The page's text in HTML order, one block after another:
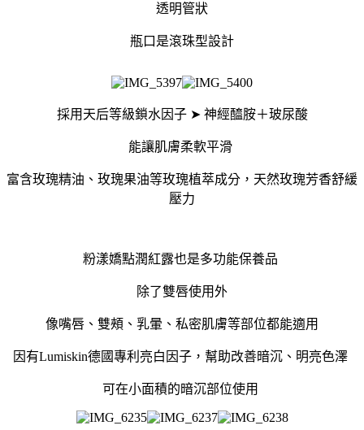
透明管狀
瓶口是滾珠型設計
採用天后等級鎖水因子 ➤ 神經醯胺＋玻尿酸
能讓肌膚柔軟平滑
富含玫瑰精油、玫瑰果油等玫瑰植萃成分，天然玫瑰芳香舒緩
壓力
粉漾嬌點潤紅露也是多功能保養品
除了雙唇使用外
像嘴唇、雙頰、乳暈、私密肌膚等部位都能適用
因有Lumiskin德國專利亮白因子，幫助改善暗沉、明亮色澤
可在小面積的暗沉部位使用